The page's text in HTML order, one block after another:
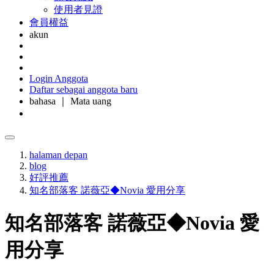
使用者見證
會員權益
akun
Login Anggota
Daftar sebagai anggota baru
bahasa ｜ Mata uang
halaman depan
blog
好評推薦
知名部落客 諾薇亞◆Novia 愛用分享
知名部落客 諾薇亞◆Novia 愛
用分享